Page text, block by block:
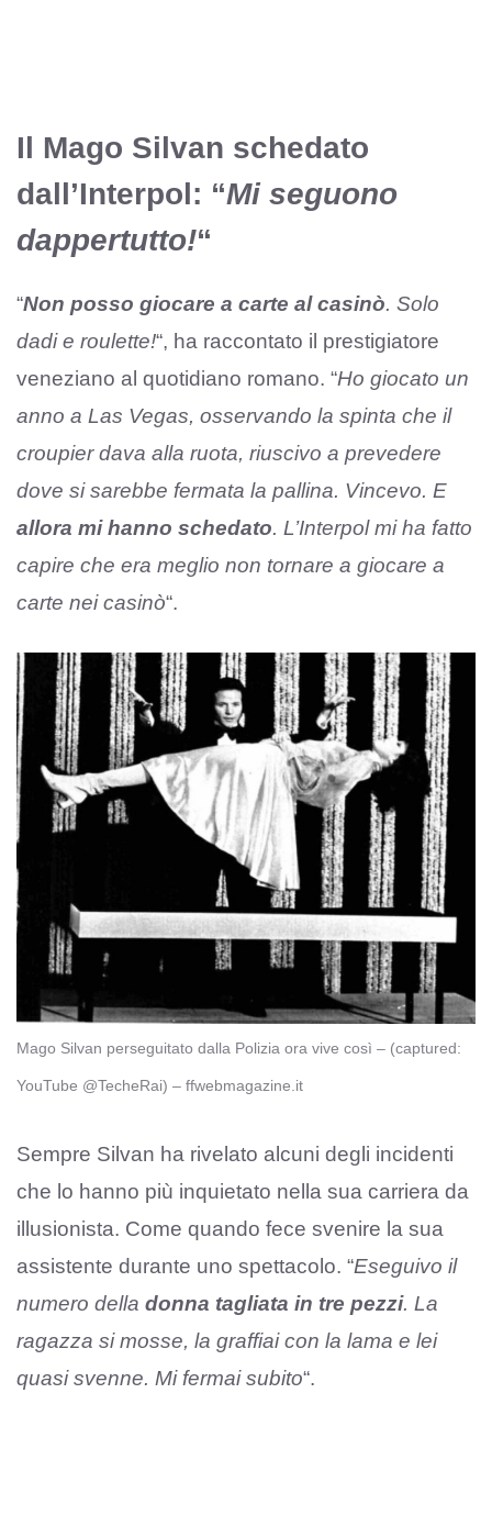
Il Mago Silvan schedato
dall’Interpol: “Mi seguono
dappertutto!“
“Non posso giocare a carte al casinò. Solo
dadi e roulette!“, ha raccontato il prestigiatore
veneziano al quotidiano romano. “Ho giocato un
anno a Las Vegas, osservando la spinta che il
croupier dava alla ruota, riuscivo a prevedere
dove si sarebbe fermata la pallina. Vincevo. E
allora mi hanno schedato. L’Interpol mi ha fatto
capire che era meglio non tornare a giocare a
carte nei casinò“.
Mago Silvan perseguitato dalla Polizia ora vive così – (captured:
YouTube @TecheRai) – ffwebmagazine.it
Sempre Silvan ha rivelato alcuni degli incidenti
che lo hanno più inquietato nella sua carriera da
illusionista. Come quando fece svenire la sua
assistente durante uno spettacolo. “Eseguivo il
numero della donna tagliata in tre pezzi. La
ragazza si mosse, la graffiai con la lama e lei
quasi svenne. Mi fermai subito“.